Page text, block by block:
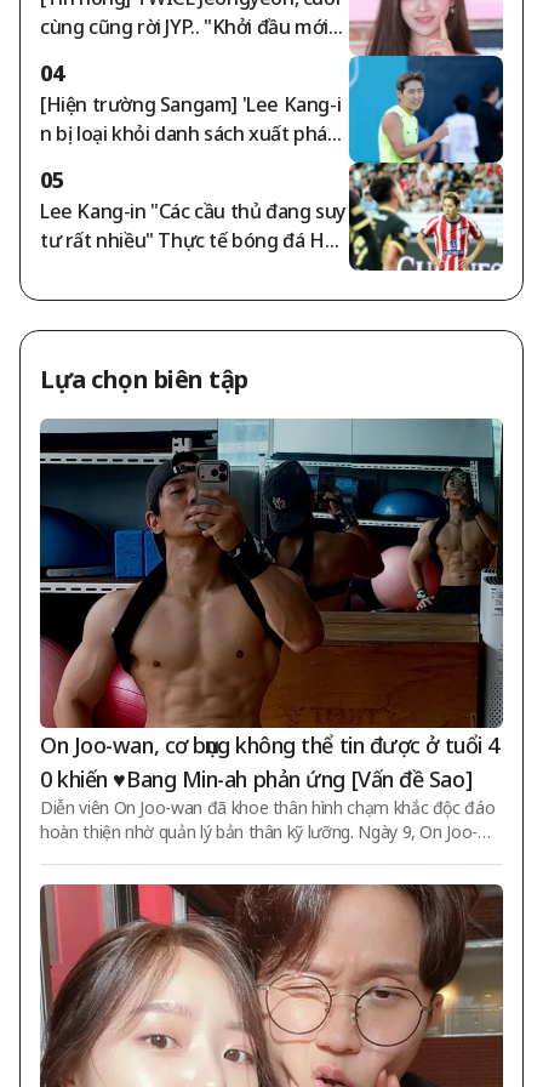
cùng cũng rời JYP.. "Khởi đầu mới" t
04
[Hiện trường Sangam] 'Lee Kang-i
n bị loại khỏi danh sách xuất phát'
công bố danh sách xuất phát
05
Lee Kang-in "Các cầu thủ đang suy
tư rất nhiều" Thực tế bóng đá Hàn
thể cười trong trận ra mắt [Hiện tr
ường Sangam]
Lựa chọn biên tập
On Joo-wan, cơ bụng không thể tin được ở tuổi 4
0 khiến ♥Bang Min-ah phản ứng [Vấn đề Sao]
Diễn viên On Joo-wan đã khoe thân hình chạm khắc độc đáo
hoàn thiện nhờ quản lý bản thân kỹ lưỡng. Ngày 9, On Joo-wa
dòng chữ "Có mục tiêu tập luyện. Đó là bí mật". Trong ảnh, On
Joo-wan đang quỳ gối trên sàn phòng tập, chụp hình bản thân
qua gương bằng camera điện thoại. Đội mũ và mặc trang phục
thể thao, On Joo-wan tập trung vào bài tập luyện, cuộn áo lê
n đến cổ để lộ ra thân hình phẩm chất cao cấp được rèn luyệ
n chắc chắn mà không che gi